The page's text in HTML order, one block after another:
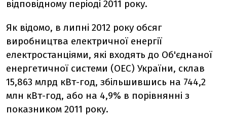
відповідному періоді 2011 року.
Як відомо, в липні 2012 року обсяг
виробництва електричної енергії
електростанціями, які входять до Об'єднаної
енергетичної системи (ОЕС) України, склав
15,863 млрд кВт-год, збільшившись на 744,2
млн кВт-год, або на 4,9% в порівнянні з
показником 2011 року.